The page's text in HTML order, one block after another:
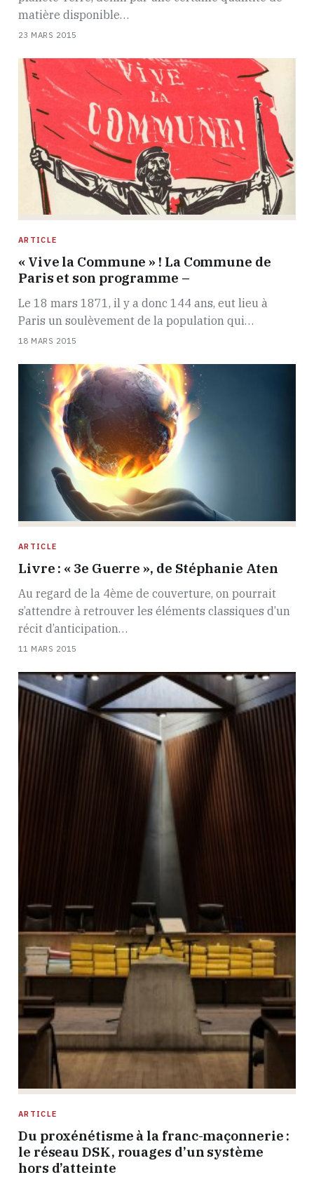
matière disponible…
23 MARS 2015
ARTICLE
« Vive la Commune » ! La Commune de
Paris et son programme –
Le 18 mars 1871, il y a donc 144 ans, eut lieu à
Paris un soulèvement de la population qui…
18 MARS 2015
ARTICLE
Livre : « 3e Guerre », de Stéphanie Aten
Au regard de la 4ème de couverture, on pourrait
s’attendre à retrouver les éléments classiques d’un
récit d’anticipation…
11 MARS 2015
ARTICLE
Du proxénétisme à la franc-maçonnerie :
le réseau DSK, rouages d’un système
hors d’atteinte